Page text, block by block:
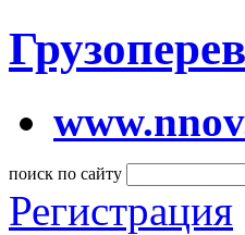
поиск по сайту
Регистрация